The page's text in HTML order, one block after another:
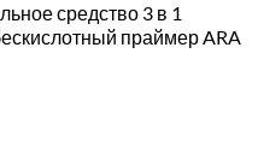
средство 3 в 1
праймер ARA